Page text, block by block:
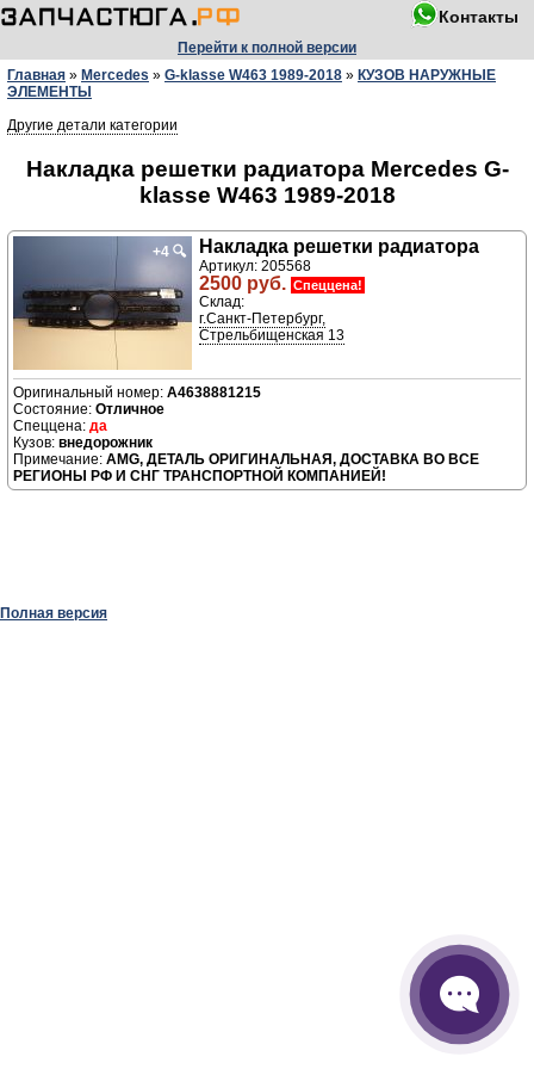
Контакты
Перейти к полной версии
Главная » Mercedes » G-klasse W463 1989-2018 » КУЗОВ НАРУЖНЫЕ
ЭЛЕМЕНТЫ
Другие детали категории
Накладка решетки радиатора Mercedes G-
klasse W463 1989-2018
+4 🔍 Накладка решетки радиатора
Артикул: 205568
2500 руб. Спеццена!
Склад:
г.Санкт-Петербург,
Стрельбищенская 13
A4638881215
Отличное
да
внедорожник
AMG, ДЕТАЛЬ ОРИГИНАЛЬНАЯ, ДОСТАВКА ВО ВСЕ
РЕГИОНЫ РФ И СНГ ТРАНСПОРТНОЙ КОМПАНИЕЙ!
Полная версия